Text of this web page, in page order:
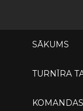
SĀKUMS
TURNĪRA
KOMANDAS